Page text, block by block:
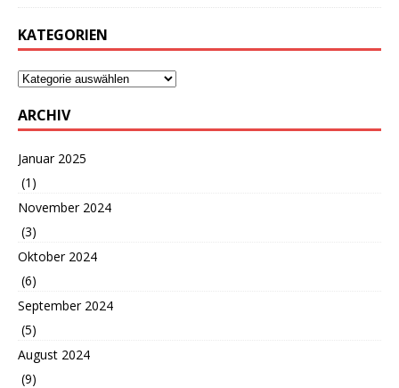
KATEGORIEN
ARCHIV
Januar 2025
(1)
November 2024
(3)
Oktober 2024
(6)
September 2024
(5)
August 2024
(9)